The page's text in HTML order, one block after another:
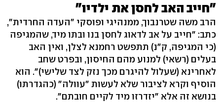
"חייב האב לחסן את ילדיו"
הרב משה שטרנבוך, ממנהיגי ופוסקי "העדה החרדית",
כתב: "חייב על אב לדאוג לחסן בנו ובתו מיד, שהמגיפה
(כי המגיפה, ק"נ) תתפשט רחמנא לצלן, ואין האב
בעלים (רשאי) למנוע מהם החיסון, ובפרט שחב
לאחרינא (שעלול להיגרם מכך נזק לצד שלישי)". הוא
הוסיף וקרא לציבור שלא לעשות "עוולה" (כהגדרתו)
בנושא זה אלא "יזדרזו מיד לקיים חובתם".